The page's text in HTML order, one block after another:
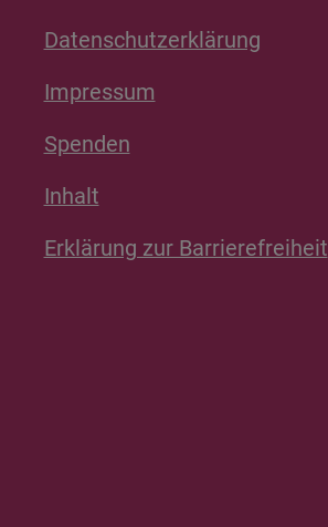
Datenschutzerklärung
Impressum
Spenden
Inhalt
Erklärung zur Barrierefreiheit